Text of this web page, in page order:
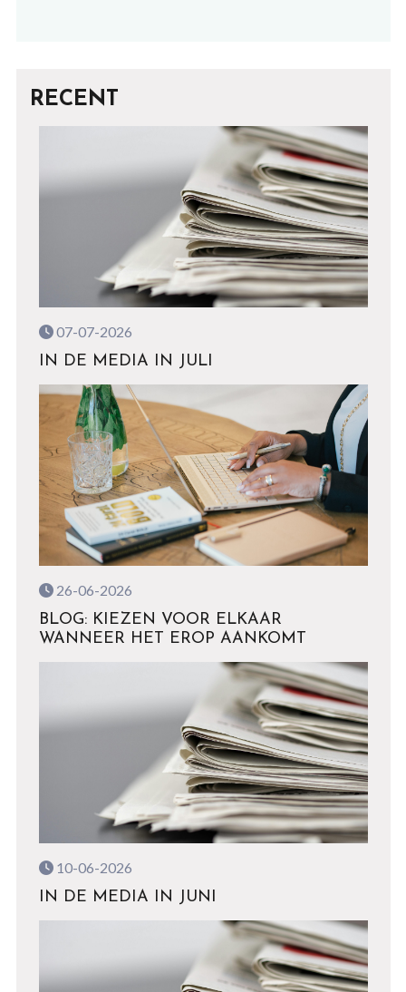
RECENT
07-07-2026
IN DE MEDIA IN JULI
26-06-2026
BLOG: KIEZEN VOOR ELKAAR
WANNEER HET EROP AANKOMT
10-06-2026
IN DE MEDIA IN JUNI